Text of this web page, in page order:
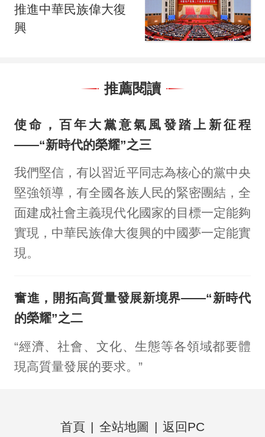
推進中華民族偉大復
興
推薦閱讀
使命，百年大黨意氣風發踏上新征程
——“新時代的榮耀”之三
我們堅信，有以習近平同志為核心的黨中央
堅強領導，有全國各族人民的緊密團結，全
面建成社會主義現代化國家的目標一定能夠
實現，中華民族偉大復興的中國夢一定能實
現。
奮進，開拓高質量發展新境界——“新時代
的榮耀”之二
“經濟、社會、文化、生態等各領域都要體
現高質量發展的要求。”
首頁 | 全站地圖 | 返回PC